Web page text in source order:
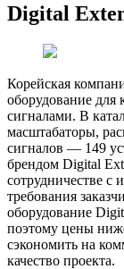
Digital
Корейская
оборудование для
сигналами. В
масштабаторы,
сигналов — 149
брендом Digital
сотрудничестве
требования
оборудование
поэтому цены
сэкономить на
качество проекта.